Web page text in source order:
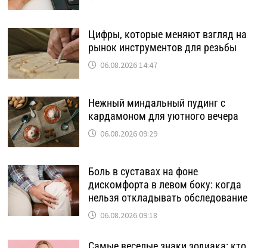
Цифры, которые меняют взгляд на
рынок инструментов для резьбы
06.08.2026 14:47
Нежный миндальный пудинг с
кардамоном для уютного вечера
06.08.2026 09:29
Боль в суставах на фоне
дискомфорта в левом боку: когда
нельзя откладывать обследование
06.08.2026 09:18